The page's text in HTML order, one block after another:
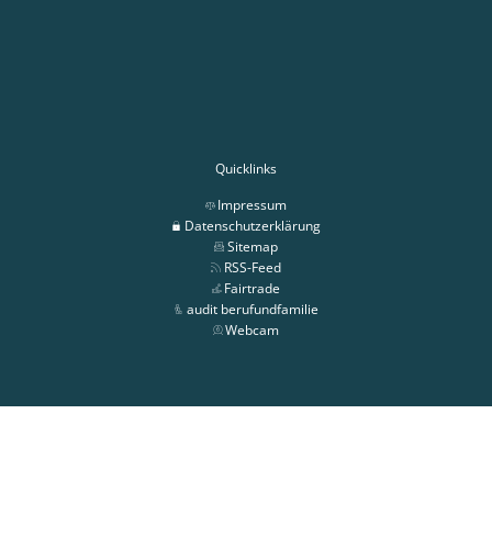
Quicklinks
Impressum
Datenschutzerklärung
Sitemap
RSS-Feed
Fairtrade
audit berufundfamilie
Webcam